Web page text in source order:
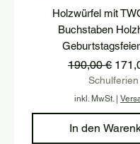
Holzwürfel mit
Buchstaben
Standardpreis
190,00 €
Schulferien
inkl. MwSt. |
In den